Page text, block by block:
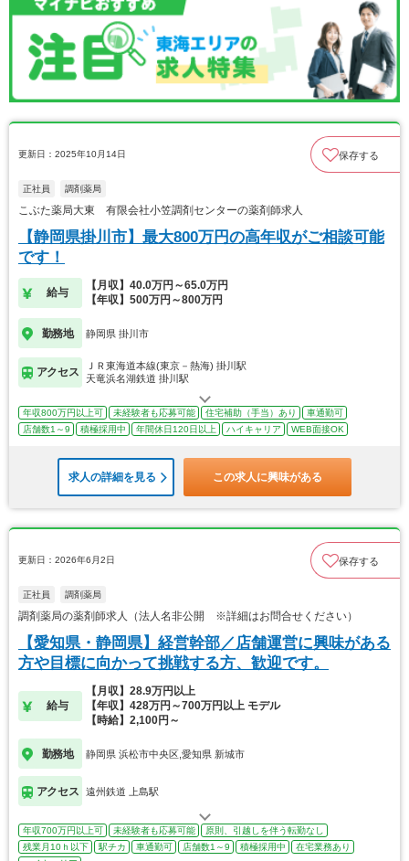
更新日：2025年10月14日 保存する
正社員 調剤薬局
こぶた薬局大東 有限会社小笠調剤センターの薬剤師求人
【静岡県掛川市】最大800万円の高年収がご相談可能
です！
給与
【月収】40.0万円～65.0万円
【年収】500万円～800万円
勤務地 静岡県 掛川市
アクセス
ＪＲ東海道本線(東京－熱海) 掛川駅
天竜浜名湖鉄道 掛川駅
年収800万円以上可 未経験者も応募可能 住宅補助（手当）あり
車通勤可
店舗数1～9
積極採用中 年間休日120日以上 ハイキャリア WEB面接OK
求人の詳細を見る この求人に興味がある
更新日：2026年6月2日 保存する
正社員 調剤薬局
調剤薬局の薬剤師求人（法人名非公開 ※詳細はお問合せください）
【愛知県・静岡県】経営幹部／店舗運営に興味がある
方や目標に向かって挑戦する方、歓迎です。
給与
【月収】28.9万円以上
【年収】428万円～700万円以上 モデル
【時給】2,100円～
勤務地 静岡県 浜松市中央区,愛知県 新城市
アクセス 遠州鉄道 上島駅
年収700万円以上可 未経験者も応募可能
原則、引越しを伴う転勤なし
残業月10ｈ以下
駅チカ 車通勤可 店舗数1～9 積極採用中
在宅業務あり